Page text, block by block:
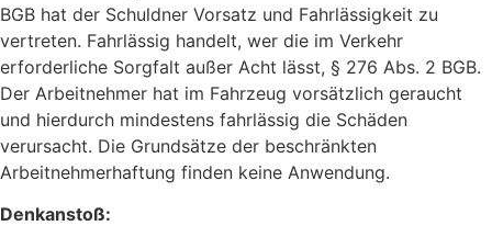
BGB hat der Schuldner Vorsatz und Fahrlässigkeit zu
vertreten. Fahrlässig handelt, wer die im Verkehr
erforderliche Sorgfalt außer Acht lässt, § 276 Abs. 2 BGB.
Der Arbeitnehmer hat im Fahrzeug vorsätzlich geraucht
und hierdurch mindestens fahrlässig die Schäden
verursacht. Die Grundsätze der beschränkten
Arbeitnehmerhaftung finden keine Anwendung.
Denkanstoß: